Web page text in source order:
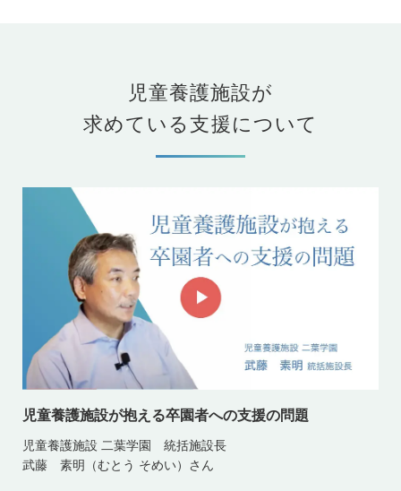
児童養護施設が
求めている支援について
児童養護施設が抱える卒園者への支援の問題
児童養護施設 二葉学園 統括施設長
武藤 素明（むとう そめい）さん